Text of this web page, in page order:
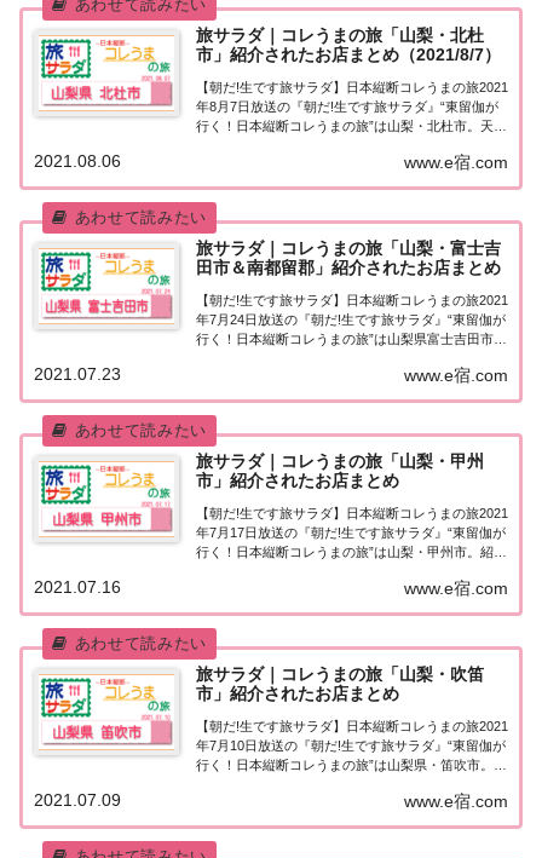
旅サラダ｜コレうまの旅「山梨・北杜
市」紹介されたお店まとめ（2021/8/7）
【朝だ!生です旅サラダ】日本縦断コレうまの旅2021
年8月7日放送の『朝だ!生です旅サラダ』“東留伽が
行く！日本縦断コレうまの旅”は山梨・北杜市。天然
時間じっくり煮込んだビーフカレーなど、紹介され
たお店はこちら！コレうまの旅「山梨...
www.e宿.com
2021.08.06
旅サラダ｜コレうまの旅「山梨・富士吉
田市＆南都留郡」紹介されたお店まとめ
【朝だ!生です旅サラダ】日本縦断コレうまの旅2021
年7月24日放送の『朝だ!生です旅サラダ』“東留伽が
行く！日本縦断コレうまの旅”は山梨県富士吉田市＆
「山梨・富士吉田市＆南都留郡」「東留伽が行く！
日本縦断コレうまの旅」東留伽アナウン...
www.e宿.com
2021.07.23
旅サラダ｜コレうまの旅「山梨・甲州
市」紹介されたお店まとめ
【朝だ!生です旅サラダ】日本縦断コレうまの旅2021
年7月17日放送の『朝だ!生です旅サラダ』“東留伽が
行く！日本縦断コレうまの旅”は山梨・甲州市。紹介
市」「東留伽が行く！日本縦断コレうまの旅」東留
伽アナウンサーが美味しいもの探し♪今週...
www.e宿.com
2021.07.16
旅サラダ｜コレうまの旅「山梨・吹笛
市」紹介されたお店まとめ
【朝だ!生です旅サラダ】日本縦断コレうまの旅2021
年7月10日放送の『朝だ!生です旅サラダ』“東留伽が
行く！日本縦断コレうまの旅”は山梨県・笛吹市。紹
市」「東留伽が行く！日本縦断コレうまの旅」東留
伽アナウンサーが美味しいもの探し♪今...
www.e宿.com
2021.07.09